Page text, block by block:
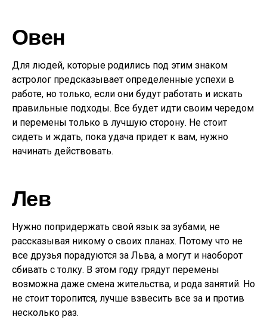
Овен
Для людей, которые родились под этим знаком
астролог предсказывает определенные успехи в
работе, но только, если они будут работать и искать
правильные подходы. Все будет идти своим чередом
и перемены только в лучшую сторону. Не стоит
сидеть и ждать, пока удача придет к вам, нужно
начинать действовать.
Лев
Нужно попридержать свой язык за зубами, не
рассказывая никому о своих планах. Потому что не
все друзья порадуются за Льва, а могут и наоборот
сбивать с толку. В этом году грядут перемены
возможна даже смена жительства, и рода занятий. Но
не стоит торопится, лучше взвесить все за и против
несколько раз.